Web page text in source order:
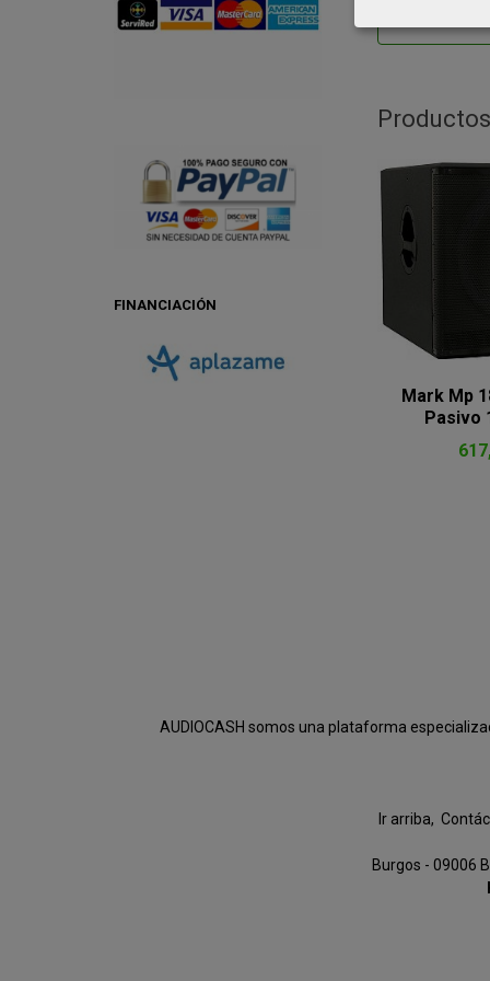
FINANCIACIÓN
Mark Mp
Pasivo
AUDIOCASH somos una plataforma
Ir arriba
Burgos - 09006